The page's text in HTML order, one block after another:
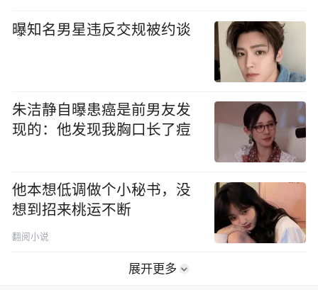
曝知名男星违反交规被约谈
朱洁静自曝患癌是前男友发
现的：他发现我胸口长了痘
他本想低调做个小秘书，没
想到招来桃运不断
翻阅小说
展开更多